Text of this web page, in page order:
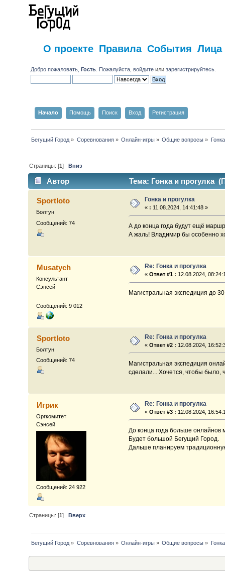
О проекте Правила События Лица
Добро пожаловать,Гость . Пожалуйста,войдите илизарегистрируйтесь
Начало Помощь Поиск Вход Регистрация
Бегущий Город » Соревнования» Онлайн-игры » Общие вопросы »
Страницы: [1]Вниз
Автор Тема: Гонка и прогулка
Sportloto
Болтун
Сообщений: 74
Гонка и прогулка
« : 11.08.2024, 14:41:48 »
А до конца года будут ещё
А жаль! Владимир бы особенно
Musatych
Консультант
Сэнсей
Сообщений: 9 012
Re: Гонка и прогулка
«Ответ #1 : 12.08.2024,
Магистральная экспедиция до
Sportloto
Болтун
Сообщений: 74
Re: Гонка и прогулка
«Ответ #2 : 12.08.2024,
Магистральная экспедиция
сделали... Хочется, чтобы было,
Игрик
Оргкомитет
Сэнсей
Сообщений: 24 922
Re: Гонка и прогулка
«Ответ #3 : 12.08.2024,
До конца года больше онлайнов
Будет большой Бегущий Город.
Дальше планируем
Страницы: [1] Вверх
Бегущий Город » Соревнования» Онлайн-игры » Общие вопросы »